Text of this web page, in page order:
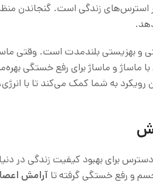
استرس‌های زندگی است. گنجاندن
و بهزیستی بلندمدت است. وقتی
ماساژ و ماساژ برای رفع خستگی
رویکرد به شما کمک می‌کند تا با
دسترس برای بهبود کیفیت زندگی در
جسم و رفع خستگی گرفته تا آرامش